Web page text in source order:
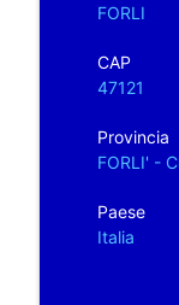
FORLI
CAP
47121
Provincia
FORLI' -
Paese
Italia